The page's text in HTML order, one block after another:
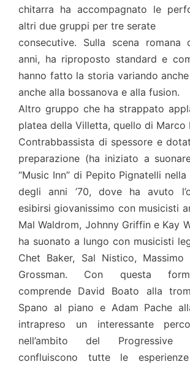
chitarra ha accompagnato le
altri due gruppi per tre serate
consecutive. Sulla scena
anni, ha riproposto standard e
hanno fatto la storia variando
anche alla bossanova e alla fusion.
Altro gruppo che ha strappato
platea della Villetta, quello di Marco
Contrabbassista di spessore e
preparazione (ha iniziato a
“Music Inn” di Pepito Pignatelli
degli anni ’70, dove ha avuto
esibirsi giovanissimo con musicisti
Mal Waldrom, Johnny Griffin e Kay
ha suonato a lungo con musicisti
Chet Baker, Sal Nistico, Massimo
Grossman. Con questa
comprende David Boato alla
Spano al piano e Adam Pache
intrapreso un interessante
nell’ambito del
confluiscono tutte le